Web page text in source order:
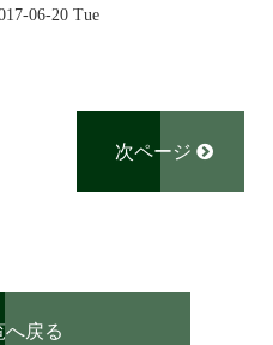
06-20 Tue
次ページ
へ戻る